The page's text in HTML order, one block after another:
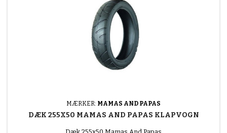
MÆRKER: MAMAS AND PAPAS
DÆK 255X50 MAMAS AND PAPAS KLAPVOGN